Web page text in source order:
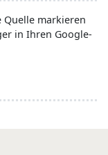
markieren
in Ihren Google-